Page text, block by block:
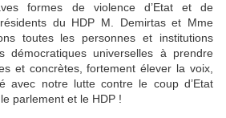
formes de violence d’Etat et de
du HDP M. Demirtas et Mme
toutes les personnes et institutions
démocratiques universelles à prendre
et concrètes, fortement élever la voix,
avec notre lutte contre le coup d’Etat
parlement et le HDP !